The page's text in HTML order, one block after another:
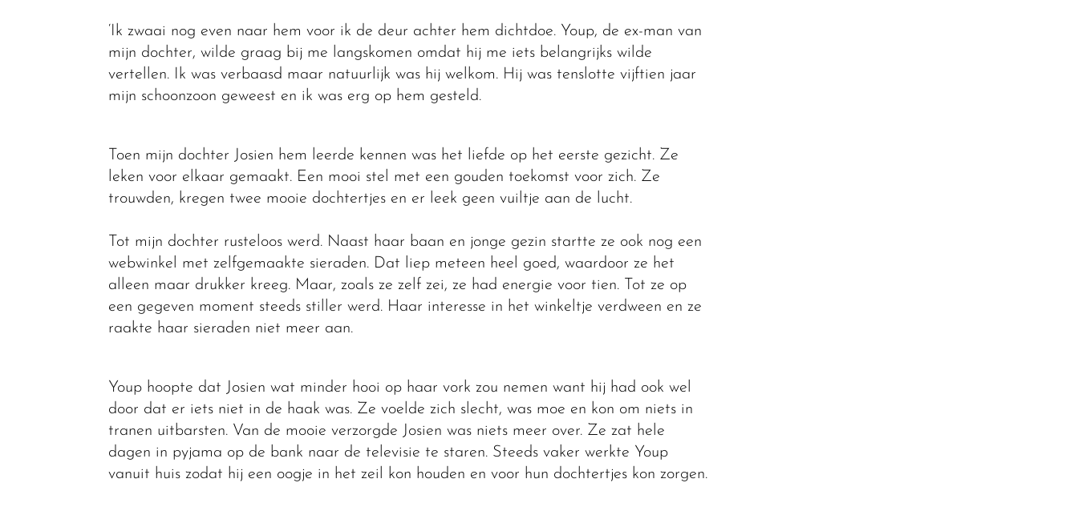
‘Ik zwaai nog even naar hem voor ik de deur achter hem dichtdoe. Youp, de ex-man van
mijn dochter, wilde graag bij me langskomen omdat hij me iets belangrijks wilde
vertellen. Ik was verbaasd maar natuurlijk was hij welkom. Hij was tenslotte vijftien jaar
mijn schoonzoon geweest en ik was erg op hem gesteld.
Toen mijn dochter Josien hem leerde kennen was het liefde op het eerste gezicht. Ze
leken voor elkaar gemaakt. Een mooi stel met een gouden toekomst voor zich. Ze
trouwden, kregen twee mooie dochtertjes en er leek geen vuiltje aan de lucht.
Tot mijn dochter rusteloos werd. Naast haar baan en jonge gezin startte ze ook nog een
webwinkel met zelfgemaakte sieraden. Dat liep meteen heel goed, waardoor ze het
alleen maar drukker kreeg. Maar, zoals ze zelf zei, ze had energie voor tien. Tot ze op
een gegeven moment steeds stiller werd. Haar interesse in het winkeltje verdween en ze
raakte haar sieraden niet meer aan.
Youp hoopte dat Josien wat minder hooi op haar vork zou nemen want hij had ook wel
door dat er iets niet in de haak was. Ze voelde zich slecht, was moe en kon om niets in
tranen uitbarsten. Van de mooie verzorgde Josien was niets meer over. Ze zat hele
dagen in pyjama op de bank naar de televisie te staren. Steeds vaker werkte Youp
vanuit huis zodat hij een oogje in het zeil kon houden en voor hun dochtertjes kon zorgen.